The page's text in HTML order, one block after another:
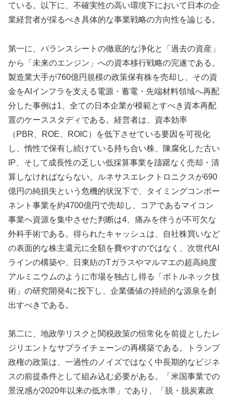
ている。以下に、不確実性の高い環境下において日本の企
業経営者が採るべき具体的な事業戦略の方向性を論じる。
第一に、バランスシートの徹底的な浄化と「過去の資産」
から「未来のエンジン」への資本移行戦略の完遂である。
製造業大手が760億円規模の政策保有株を売却し、その資
金をAIインフラを支える電源・蓄電・先端材料領域へ再配
分した事例は1、全ての日本企業が模範とすべき資本再配
置のケーススタディである。経営者は、資本効率
（PBR、ROE、ROIC）を低下させている要因を可視化
し、惰性で保有し続けている持ち合い株、陳腐化した古い
IP、そして成長性の乏しい低採算事業を躊躇なく売却・清
算しなければならない。ルネサスエレクトロニクスが690
億円の純損失という危機的状況下で、タイミングコンポー
ネント事業を約4700億円で売却し、コアであるマイコン
事業へ資源を集中させた判断は4、痛みを伴うが不可欠な
外科手術である。得られたキャッシュは、自社株買いなど
の表面的な株主還元に全額を費やすのではなく、次世代AI
ラインの構築や、日東紡のTガラスやマルマエの超高純度
アルミニウムのように市場を独占し得る「ボトルネック技
術」の研究開発4に投下し、企業価値の持続的な源泉を創
出すべきである。
第二に、地政学リスクと関税政策の恒常化を前提としたレ
ジリエントなサプライチェーンの再構築である。トランプ
政権の政策は、一過性のノイズではなく中長期的なビジネ
スの前提条件として組み込む必要がある。「米国事業での
景況感が2020年以来の低水準」であり、「脱・脱炭素政